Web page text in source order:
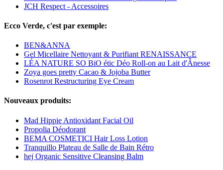
JCH Respect - Accessoires
Ecco Verde, c'est par exemple:
BEN&ANNA
Gel Micellaire Nettoyant & Purifiant RENAISSANCE
LÉA NATURE SO BiO étic Déo Roll-on au Lait d'Ânesse
Zoya goes pretty Cacao & Jojoba Butter
Rosenrot Restructuring Eye Cream
Nouveaux produits:
Mad Hippie Antioxidant Facial Oil
Propolia Déodorant
BEMA COSMETICI Hair Loss Lotion
Tranquillo Plateau de Salle de Bain Rétro
hej Organic Sensitive Cleansing Balm